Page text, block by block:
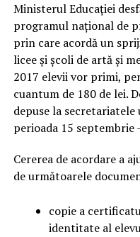
Ministerul Educaţiei
programul naţional de
prin care acordă un
licee şi şcoli de artă şi
2017 elevii vor primi,
cuantum de 180 de lei.
depuse la
perioada 15 septembrie
Cererea de acordare a
de următoarele
copie a
identitate al